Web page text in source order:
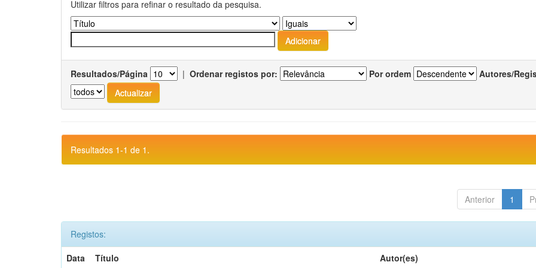
Utilizar filtros para refinar o resultado da pesquisa.
Resultados/Página | Ordenar registos por: Por ordem Autores/
Resultados 1-1 de 1.
Anterior 1
Registos:
Data
Título Autor(es)